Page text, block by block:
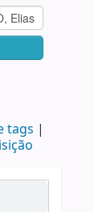
tags